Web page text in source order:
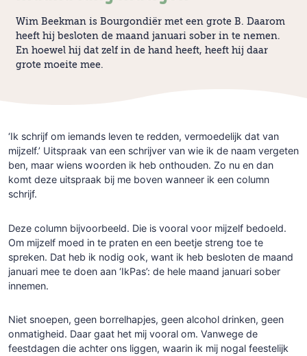
Wim Beekman is Bourgondiër met een grote B. Daarom
heeft hij besloten de maand januari sober in te nemen.
En hoewel hij dat zelf in de hand heeft, heeft hij daar
grote moeite mee.
‘Ik schrijf om iemands leven te redden, vermoedelijk dat van
mijzelf.’ Uitspraak van een schrijver van wie ik de naam vergeten
ben, maar wiens woorden ik heb onthouden. Zo nu en dan
komt deze uitspraak bij me boven wanneer ik een column
schrijf.
Deze column bijvoorbeeld. Die is vooral voor mijzelf bedoeld.
Om mijzelf moed in te praten en een beetje streng toe te
spreken. Dat heb ik nodig ook, want ik heb besloten de maand
januari mee te doen aan ‘IkPas’: de hele maand januari sober
innemen.
Niet snoepen, geen borrelhapjes, geen alcohol drinken, geen
onmatigheid. Daar gaat het mij vooral om. Vanwege de
feestdagen die achter ons liggen, waarin ik mij nogal feestelijk